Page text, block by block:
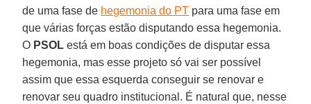
de uma fase de hegemonia do PT para uma fase em
que várias forças estão disputando essa hegemonia.
O PSOL está em boas condições de disputar essa
hegemonia, mas esse projeto só vai ser possível
assim que essa esquerda conseguir se renovar e
renovar seu quadro institucional. É natural que, nesse